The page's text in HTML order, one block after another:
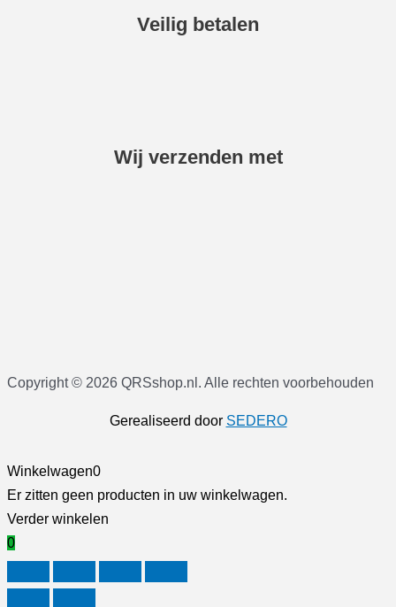
Veilig betalen
Wij verzenden met
Copyright © 2026 QRSshop.nl. Alle rechten voorbehouden
Gerealiseerd door SEDERO
Winkelwagen0
Er zitten geen producten in uw winkelwagen.
Verder winkelen
0